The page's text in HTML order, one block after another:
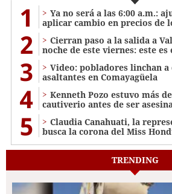
1
Ya no será a las 6:00 a.m.:
aplicar cambio en precios de
2
Cierran paso a la salida a
noche de este viernes: este
3
Video: pobladores linchan a
asaltantes en Comayagüela
4
Kenneth Pozo estuvo más
cautiverio antes de ser
5
Claudia Canahuati, la
busca la corona del Miss
TRENDING